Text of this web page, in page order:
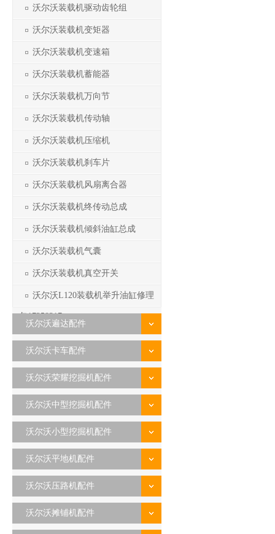
沃尔沃装载机驱动齿轮组
沃尔沃装载机变矩器
沃尔沃装载机变速箱
沃尔沃装载机蓄能器
沃尔沃装载机万向节
沃尔沃装载机传动轴
沃尔沃装载机压缩机
沃尔沃装载机刹车片
沃尔沃装载机风扇离合器
沃尔沃装载机终传动总成
沃尔沃装载机倾斜油缸总成
沃尔沃装载机气囊
沃尔沃装载机真空开关
沃尔沃L120装载机举升油缸修理
包17258317
沃尔沃遍达配件
沃尔沃卡车配件
沃尔沃荣耀挖掘机配件
沃尔沃中型挖掘机配件
沃尔沃小型挖掘机配件
沃尔沃平地机配件
沃尔沃压路机配件
沃尔沃摊铺机配件